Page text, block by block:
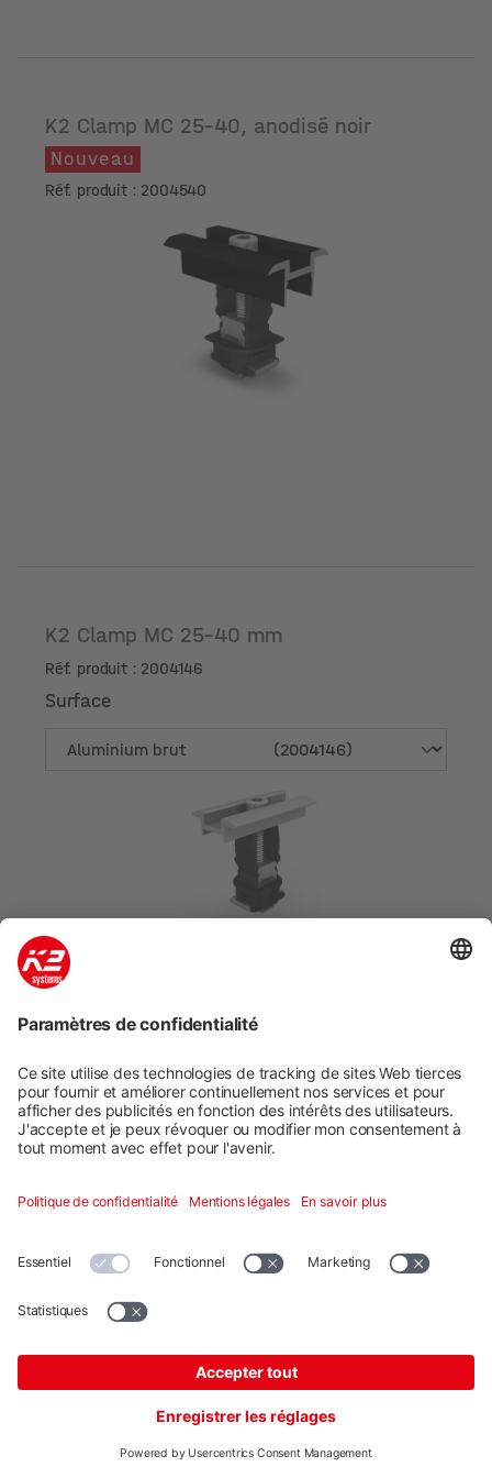
K2 Clamp MC 25-40, anodisé noir
Nouveau
Réf. produit : 2004540
K2 Clamp MC 25-40 mm
Réf. produit : 2004146
Surface
K2 Clamp EC 25-40, noir anodisé